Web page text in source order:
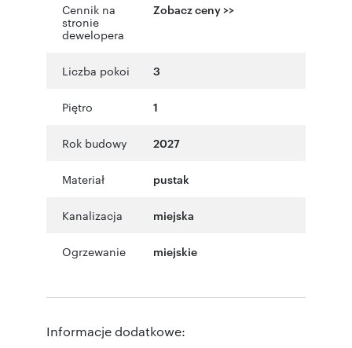
Cennik na
stronie
dewelopera
Zobacz ceny >>
Liczba pokoi 3
Piętro 1
Rok budowy 2027
Materiał pustak
Kanalizacja miejska
Ogrzewanie miejskie
Informacje dodatkowe: